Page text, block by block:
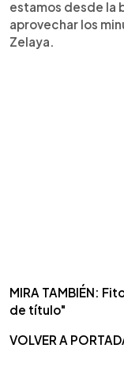
estamos desde la
aprovechar los
Zelaya.
MIRA TAMBIÉN:
de título"
VOLVER A